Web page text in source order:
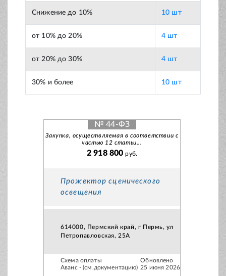
Снижение до 10% 10 шт
от 10% до 20% 4 шт
от 20% до 30% 4 шт
30% и более 10 шт
№ 44-ФЗ
Закупка, осуществляемая в соответствии с
частью 12 статьи...
2 918 800руб.
Прожектор сценического
освещения
614000, Пермский край, г Пермь, ул
Петропавловская, 25А
Схема оплаты
Аванс - (см.документацию)
Обновлено
25 июня 2026